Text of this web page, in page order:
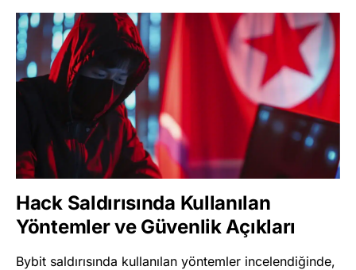
Hack Saldırısında Kullanılan
Yöntemler ve Güvenlik Açıkları
Bybit saldırısında kullanılan yöntemler incelendiğinde,